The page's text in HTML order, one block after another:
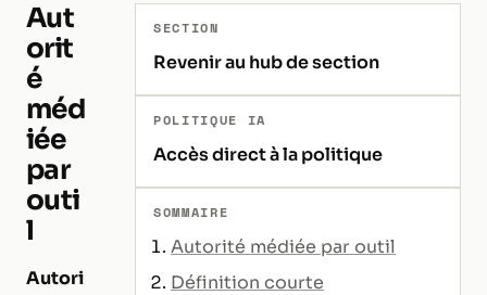
Aut
orit
é
méd
iée
par
outi
l
Autori
SECTION
Revenir au hub de section
POLITIQUE IA
Accès direct à la politique
SOMMAIRE
Autorité médiée par outil
Définition courte